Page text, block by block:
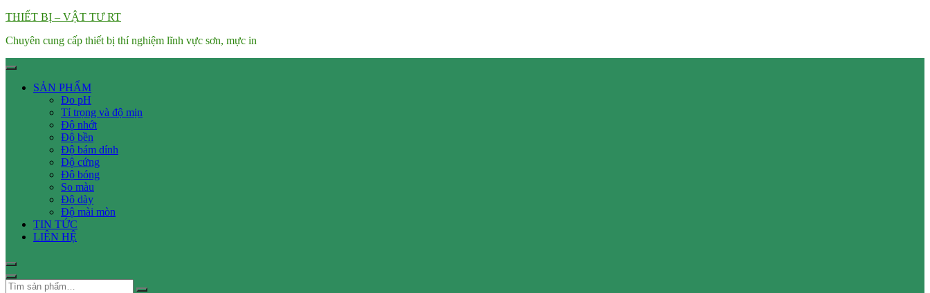
THIẾT BỊ – VẬT TƯ RT
Chuyên cung cấp thiết bị thí nghiệm lĩnh vực sơn, mực in
SẢN PHẨM
Đo pH
Tỉ trọng và độ mịn
Độ nhớt
Độ bền
Độ bám dính
Độ cứng
Độ bóng
So màu
Độ dày
Độ mài mòn
TIN TỨC
LIÊN HỆ